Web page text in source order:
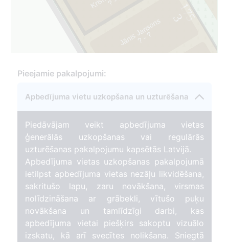
175
3
?
-
1
9
7
Jānis Jansons
?
-
?
Pieejamie pakalpojumi:
Apbedījuma vietu uzkopšana un uzturēšana
Piedāvājam veikt apbedījuma vietas
ģenerālās uzkopšanas vai regulārās
uzturēšanas pakalpojumu kapsētās Latvijā.
Apbedījuma vietas uzkopšanas pakalpojumā
ietilpst apbedījuma vietas nezāļu likvidēšana,
sakritušo lapu, zaru novākšana, virsmas
nolīdzināšana ar grābekli, vītušo puķu
novākšana un tamlīdzīgi darbi, kas
apbedījuma vietai piešķirs sakoptu vizuālo
izskatu, kā arī svecītes nolikšana. Sniegtā